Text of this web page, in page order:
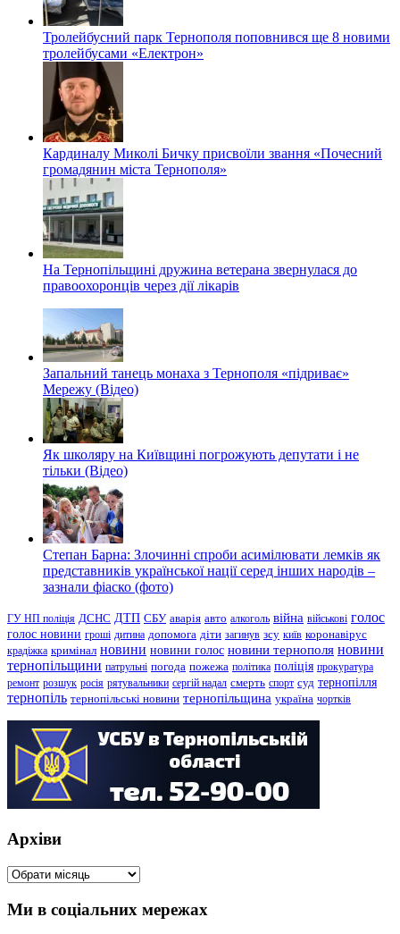
Тролейбусний парк Тернополя поповнився ще 8 новими
тролейбусами «Електрон»
Кардиналу Миколі Бичку присвоїли звання «Почесний
громадянин міста Тернополя»
На Тернопільщині дружина ветерана звернулася до
правоохоронців через дії лікарів
Запальний танець монаха з Тернополя «підриває»
Мережу (Відео)
Як школяру на Київщині погрожують депутати і не
тільки (Відео)
Степан Барна: Злочинні спроби асимілювати лемків як
представників української нації серед інших народів –
зазнали фіаско (фото)
ГУ НП поліція ДСНС ДТП СБУ аварія авто алкоголь війна військові голос
голос новини гроші дитина допомога діти загинув зсу київ коронавірус
крадіжка кримінал новини новини голос новини тернополя новини
тернопільщини патрульні погода пожежа політика поліція прокуратура
ремонт розшук росія рятувальники сергій надал смерть спорт суд тернопілля
тернопіль тернопільські новини тернопільщина україна чортків
Архіви
Архіви
Ми в соціальних мережах